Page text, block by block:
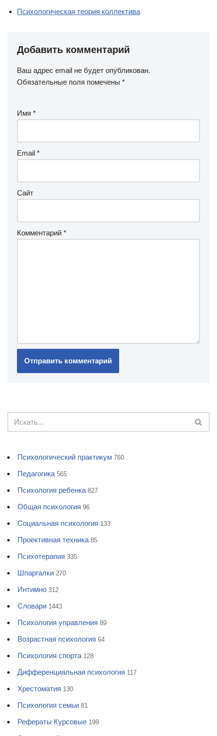
Психологическая теория коллектива
Добавить комментарий
Ваш адрес email не будет опубликован.
Обязательные поля помечены *
Имя *
Email *
Сайт
Комментарий *
Психологический практикум 760
Педагогика 565
Психология ребенка 827
Общая психология 96
Социальная психология 133
Проективная техника 85
Психотерапия 335
Шпаргалки 270
Интимно 312
Словари 1443
Психология управления 89
Возрастная психология 64
Психология спорта 128
Дифференциальная психология 117
Хрестоматия 130
Психология семьи 81
Рефераты Курсовые 199